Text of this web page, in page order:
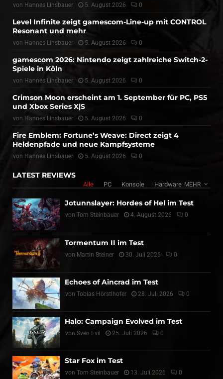
von Hannes Linsbauer 5. August 2026 0
Level Infinite zeigt gamescom-Line-up mit CONTROL
Resonant und mehr
von Hannes Linsbauer 5. August 2026 0
gamescom 2026: Nintendo zeigt zahlreiche Switch-2-
Spiele in Köln
von Hannes Linsbauer 5. August 2026 0
Crimson Moon erscheint am 1. September für PC, PS5
und Xbox Series X|S
von Hannes Linsbauer 5. August 2026 0
Fire Emblem: Fortune’s Weave: Direct zeigt 4
Heldenpfade und neue Kampfsysteme
von Hannes Linsbauer 5. August 2026 0
LATEST REVIEWS
Alle PC Konsole Hardware MEHR
Jotunnslayer: Hordes of Hel im Test
von Tom Steinbauer 4. August 2026 0
Tormentum II im Test
von Martin Steiner 30. Juli 2026 0
Echoes of Aincrad im Test
von Tobias Hörstlhofer 28. Juli 2026 0
Halo: Campaign Evolved im Test
von Sven Evil 25. Juli 2026 0
Star Fox im Test
von Tom Steinbauer 13. Juli 2026 0